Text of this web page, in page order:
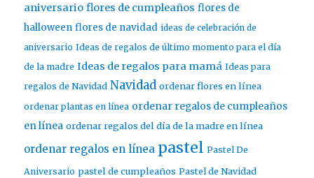
aniversario flores de cumpleaños flores de
halloween flores de navidad ideas de celebración de
aniversario Ideas de regalos de último momento para el día
de la madre Ideas de regalos para mamá Ideas para
regalos de Navidad Navidad ordenar flores en línea
ordenar plantas en línea ordenar regalos de cumpleaños
en línea ordenar regalos del día de la madre en línea
ordenar regalos en línea pastel Pastel De
Aniversario pastel de cumpleaños Pastel de Navidad